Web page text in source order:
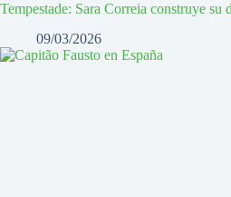
Tempestade: Sara Correia construye su
09/03/2026